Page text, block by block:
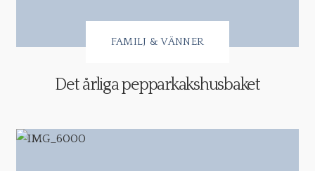
FAMILJ & VÄNNER
Det årliga pepparkakshusbaket